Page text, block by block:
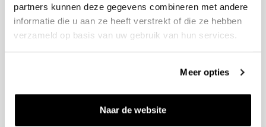
partners kunnen deze gegevens combineren met andere
informatie die u aan ze heeft verstrekt of die ze hebben
verzameld op basis van uw gebruik van hun services.
Meer opties
Naar de website
Open 11:00 - 21:00
OPENINGSTIJDEN
Over ons